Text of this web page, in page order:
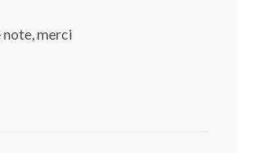
note, merci